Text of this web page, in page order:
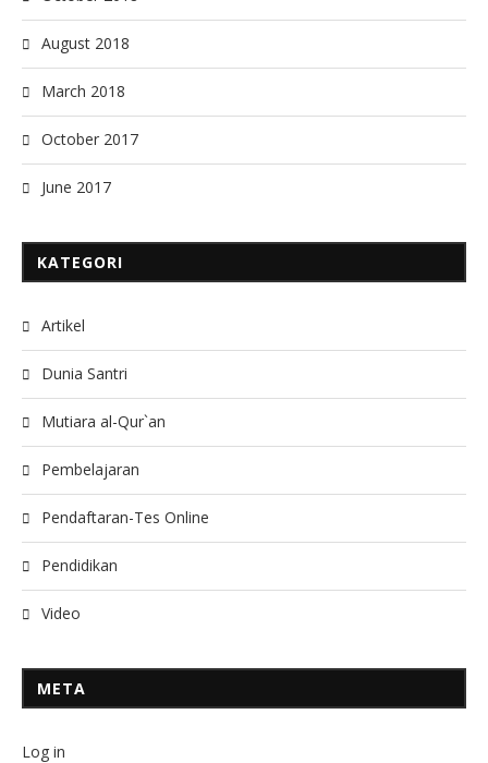
August 2018
March 2018
October 2017
June 2017
KATEGORI
Artikel
Dunia Santri
Mutiara al-Qur`an
Pembelajaran
Pendaftaran-Tes Online
Pendidikan
Video
META
Log in